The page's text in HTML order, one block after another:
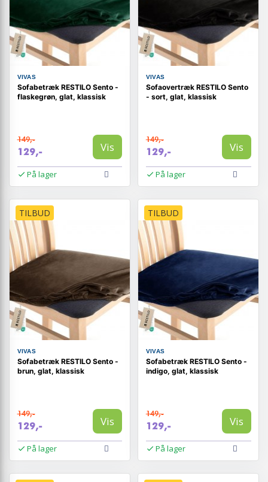
VIVAS
Sofabetræk RESTILO Sento -
flaskegrøn, glat, klassisk
149,-
129,- Vis
På lager
VIVAS
Sofaovertræk RESTILO Sento
- sort, glat, klassisk
149,-
129,- Vis
På lager
TILBUD
VIVAS
Sofabetræk RESTILO Sento -
brun, glat, klassisk
149,-
129,- Vis
På lager
TILBUD
VIVAS
Sofabetræk RESTILO Sento -
indigo, glat, klassisk
149,-
129,- Vis
På lager